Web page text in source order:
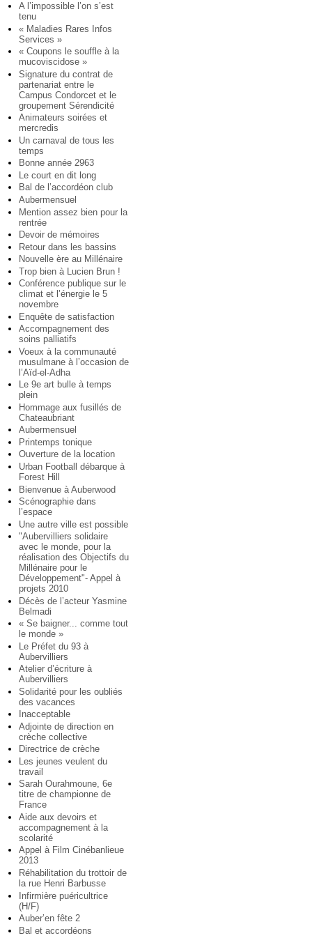
A l’impossible l’on s’est
tenu
« Maladies Rares Infos
Services »
« Coupons le souffle à la
mucoviscidose »
Signature du contrat de
partenariat entre le
Campus Condorcet et le
groupement Sérendicité
Animateurs soirées et
mercredis
Un carnaval de tous les
temps
Bonne année 2963
Le court en dit long
Bal de l’accordéon club
Aubermensuel
Mention assez bien pour la
rentrée
Devoir de mémoires
Retour dans les bassins
Nouvelle ère au Millénaire
Trop bien à Lucien Brun !
Conférence publique sur le
climat et l’énergie le 5
novembre
Enquête de satisfaction
Accompagnement des
soins palliatifs
Voeux à la communauté
musulmane à l’occasion de
l’Aïd-el-Adha
Le 9e art bulle à temps
plein
Hommage aux fusillés de
Chateaubriant
Aubermensuel
Printemps tonique
Ouverture de la location
Urban Football débarque à
Forest Hill
Bienvenue à Auberwood
Scénographie dans
l’espace
Une autre ville est possible
"Aubervilliers solidaire
avec le monde, pour la
réalisation des Objectifs du
Millénaire pour le
Développement"- Appel à
projets 2010
Décès de l’acteur Yasmine
Belmadi
« Se baigner... comme tout
le monde »
Le Préfet du 93 à
Aubervilliers
Atelier d’écriture à
Aubervilliers
Solidarité pour les oubliés
des vacances
Inacceptable
Adjointe de direction en
crèche collective
Directrice de crèche
Les jeunes veulent du
travail
Sarah Ourahmoune, 6e
titre de championne de
France
Aide aux devoirs et
accompagnement à la
scolarité
Appel à Film Cinébanlieue
2013
Réhabilitation du trottoir de
la rue Henri Barbusse
Infirmière puéricultrice
(H/F)
Auber’en fête 2
Bal et accordéons